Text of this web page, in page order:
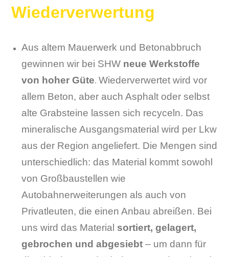
Wiederverwertung
Aus altem Mauerwerk und Betonabbruch
gewinnen wir bei SHW neue Werkstoffe
von hoher Güte.Wiederverwertet wird vor
allem Beton, aber auch Asphalt oder selbst
alte Grabsteine lassen sich recyceln. Das
mineralische Ausgangsmaterial wird per Lkw
aus der Region angeliefert. Die Mengen sind
unterschiedlich: das Material kommt sowohl
von Großbaustellen wie
Autobahnerweiterungen als auch von
Privatleuten, die einen Anbau abreißen. Bei
uns wird das Material sortiert, gelagert,
gebrochen und abgesiebt – um dann für